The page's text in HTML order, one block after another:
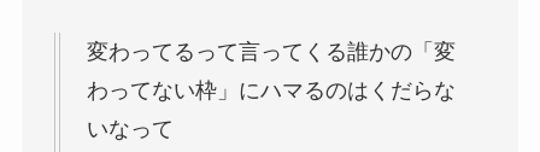
変わってるって言ってくる誰かの「変
わってない枠」にハマるのはくだらな
いなって